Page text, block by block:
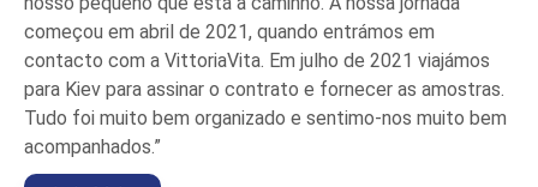
começou em abril de 2021, quando entrámos em
contacto com a VittoriaVita. Em julho de 2021 viajámos
para Kiev para assinar o contrato e fornecer as amostras.
Tudo foi muito bem organizado e sentimo-nos muito bem
acompanhados.”